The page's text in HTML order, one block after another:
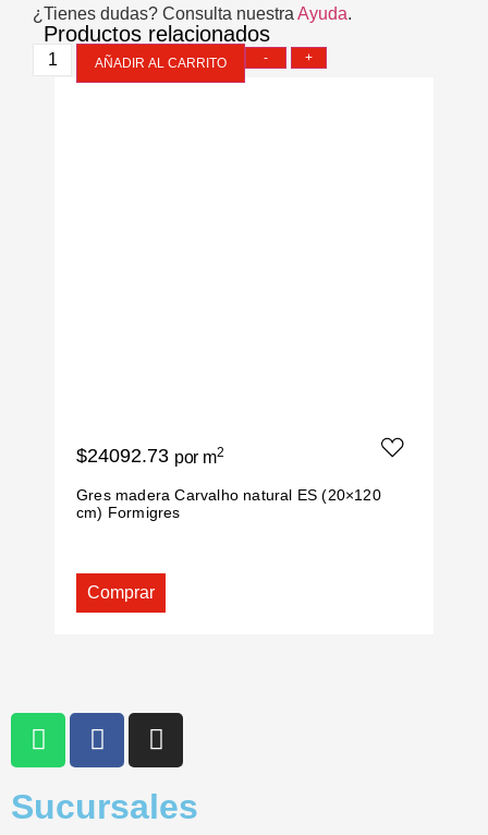
¿Tienes dudas? Consulta nuestra Ayuda.
- +
AÑADIR AL CARRITO
Productos relacionados
$24092.73 por m2
Gres madera Carvalho natural ES (20×120
cm) Formigres
Comprar
Sucursales